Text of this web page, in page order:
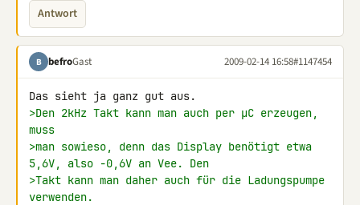
Antwort
B befroGast 2009-02-14 16:58#1147454
>Den 2kHz Takt kann man auch per µC erzeugen,
muss
>man sowieso, denn das Display benötigt etwa
5,6V, also -0,6V an Vee. Den
>Takt kann man daher auch für die Ladungspumpe
verwenden.